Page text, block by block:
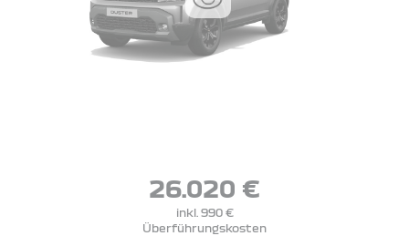
26.020 €
inkl. 990 €
Überführungskosten